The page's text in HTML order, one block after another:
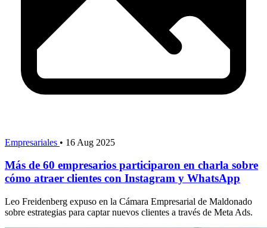
Empresariales • 16 Aug 2025
Más de 60 empresarios participaron en charla sobre
cómo atraer clientes con Instagram y WhatsApp
Leo Freidenberg expuso en la Cámara Empresarial de Maldonado
sobre estrategias para captar nuevos clientes a través de Meta Ads.